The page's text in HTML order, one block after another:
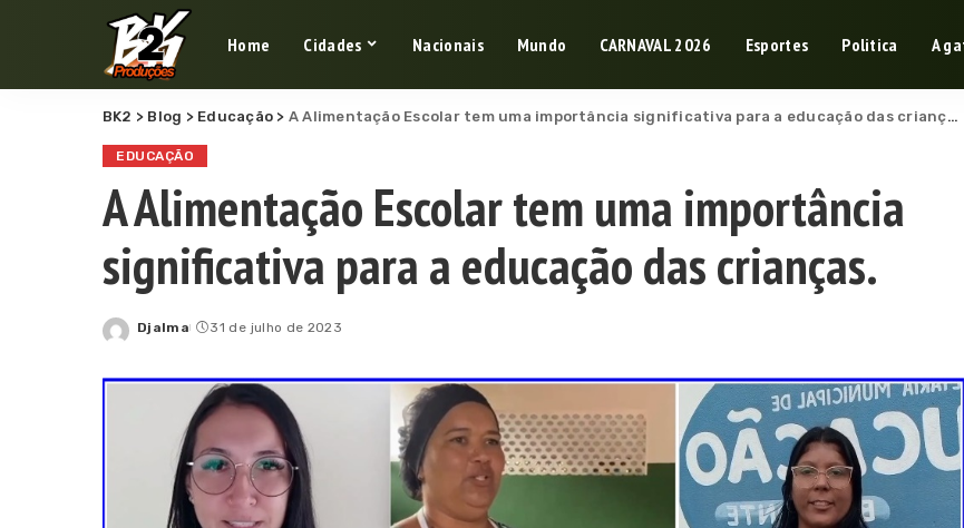
Home Cidades Nacionais Mundo CARNAVAL 2026 Esportes Politica A
BK2 > Blog > Educação > A Alimentação Escolar tem uma importância significativa para a educação das crianças.
EDUCAÇÃO
A Alimentação Escolar tem uma importância
significativa para a educação das crianças.
Posted
Djalma 31 de julho de 2023